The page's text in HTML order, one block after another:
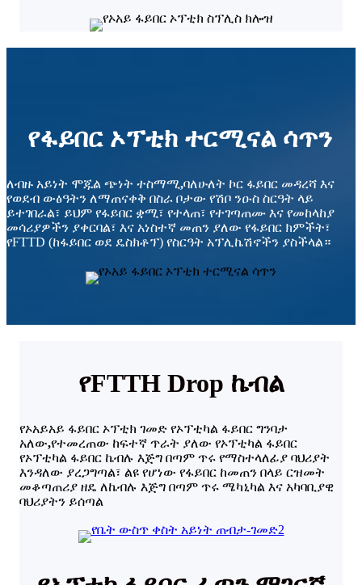
የፋይበር ኦፕቲክ ተርሚናል ሳጥን
ለብዙ አይነት ሞጁል ጭነት ተስማሚ,ባለሁለት ኮር ፋይበር መዳረሻ እና
የወደብ ውፅዓትን ለማጠናቀቅ በስራ ቦታው የሽቦ ንዑስ ስርዓት ላይ
ይተገበራል፣ ይህም የፋይበር ቋሚ፣ የተላጠ፣ የተገጣጠሙ እና የመከላከያ
መሳሪያዎችን ያቀርባል፣ እና አነስተኛ መጠን ያለው የፋይበር ክምችት፣
የFTTD (ከፋይበር ወደ ዴስክቶፕ) የስርዓት አፕሊኬሽኖችን ያስችላል።
የFTTH Drop ኬብል
የኦአይአይ ፋይበር ኦፕቲክ ገመድ የኦፕቲካል ፋይበር ግንባታ
አለው,የተመረጠው ከፍተኛ ጥራት ያለው የኦፕቲካል ፋይበር
የኦፕቲካል ፋይበር ኬብሉ እጅግ በጣም ጥሩ የማስተላለፊያ ባህሪያት
እንዳለው ያረጋግጣል፣ ልዩ የሆነው የፋይበር ከመጠን በላይ ርዝመት
መቆጣጠሪያ ዘዴ ለኬብሉ እጅግ በጣም ጥሩ ሜካኒካል እና አካባቢያዊ
ባህሪያትን ይሰጣል